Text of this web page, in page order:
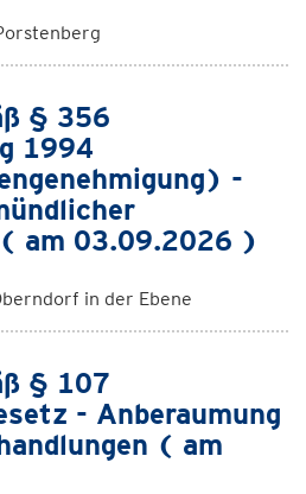
§ 356
1994
-
( am 03.09.2026 )
in der Ebene
§ 107
- Anberaumung
( am